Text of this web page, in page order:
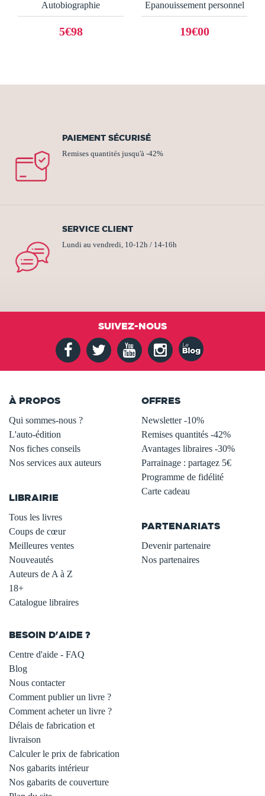
Autobiographie
5€98
Epanouissement personnel
19€00
PAIEMENT SÉCURISÉ
Remises quantités jusqu'à -42%
SERVICE CLIENT
Lundi au vendredi, 10-12h / 14-16h
SUIVEZ-NOUS
À PROPOS
Qui sommes-nous ?
L'auto-édition
Nos fiches conseils
Nos services aux auteurs
LIBRAIRIE
Tous les livres
Coups de cœur
Meilleures ventes
Nouveautés
Auteurs de A à Z
18+
Catalogue libraires
OFFRES
Newsletter -10%
Remises quantités -42%
Avantages libraires -30%
Parrainage : partagez 5€
Programme de fidélité
Carte cadeau
PARTENARIATS
Devenir partenaire
Nos partenaires
BESOIN D'AIDE ?
Centre d'aide - FAQ
Blog
Nous contacter
Comment publier un livre ?
Comment acheter un livre ?
Délais de fabrication et
livraison
Calculer le prix de fabrication
Nos gabarits intérieur
Nos gabarits de couverture